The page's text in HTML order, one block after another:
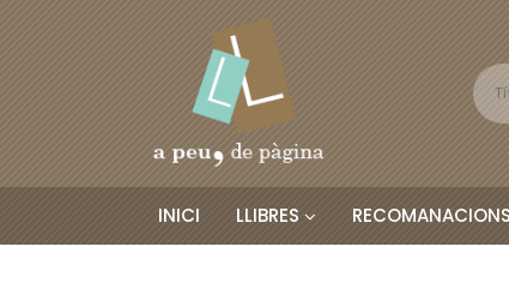
INICI LLIBRES